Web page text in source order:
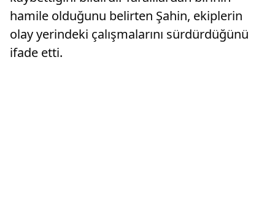
hamile olduğunu belirten Şahin, ekiplerin
olay yerindeki çalışmalarını sürdürdüğünü
ifade etti.